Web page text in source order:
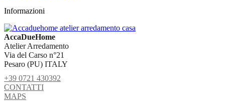
Informazioni
AccaDueHome
Atelier Arredamento
Via del Carso n°21
Pesaro (PU) ITALY
+39 0721 430392
CONTATTI
MAPS